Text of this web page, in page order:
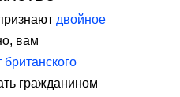
двойное
вам
британского
гражданином